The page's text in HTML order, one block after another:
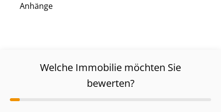
Anhänge
Welche Immobilie möchten Sie
bewerten?